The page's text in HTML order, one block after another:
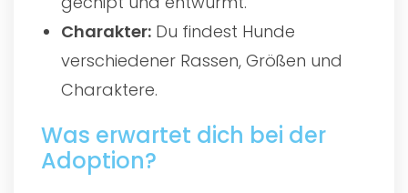
Charakter: Du findest Hunde
verschiedener Rassen, Größen und
Charaktere.
Was erwartet dich bei der
Adoption?